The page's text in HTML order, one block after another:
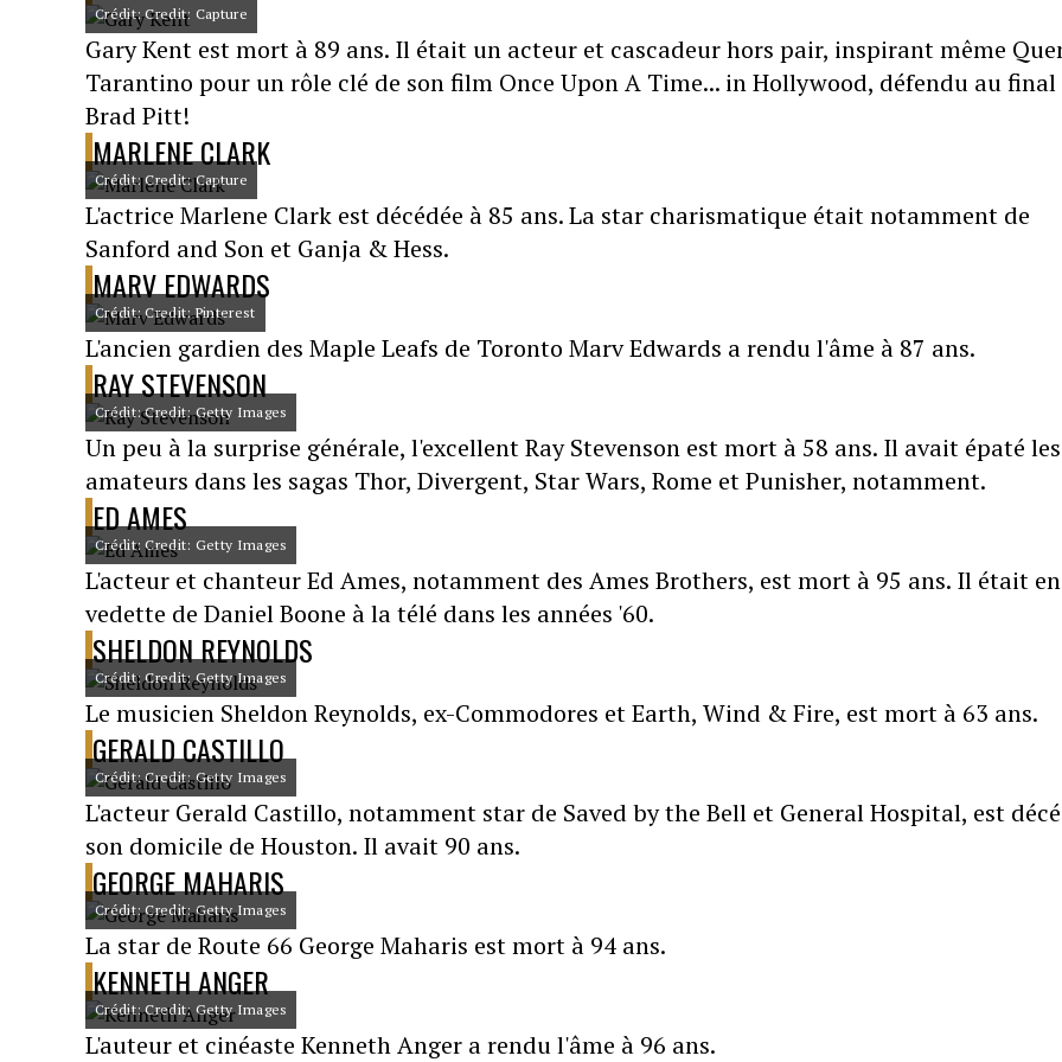
Crédit: Credit: Capture
Gary Kent est mort à 89 ans. Il était un acteur et cascadeur hors pair, inspirant même
Tarantino pour un rôle clé de son film Once Upon A Time... in Hollywood, défendu au
Brad Pitt!
MARLENE CLARK
Crédit: Credit: Capture
L'actrice Marlene Clark est décédée à 85 ans. La star charismatique était notamment de
Sanford and Son et Ganja & Hess.
MARV EDWARDS
Crédit: Credit: Pinterest
L'ancien gardien des Maple Leafs de Toronto Marv Edwards a rendu l'âme à 87 ans.
RAY STEVENSON
Crédit: Credit: Getty Images
Un peu à la surprise générale, l'excellent Ray Stevenson est mort à 58 ans. Il avait épaté les
amateurs dans les sagas Thor, Divergent, Star Wars, Rome et Punisher, notamment.
ED AMES
Crédit: Credit: Getty Images
L'acteur et chanteur Ed Ames, notamment des Ames Brothers, est mort à 95 ans. Il était en
vedette de Daniel Boone à la télé dans les années '60.
SHELDON REYNOLDS
Crédit: Credit: Getty Images
Le musicien Sheldon Reynolds, ex-Commodores et Earth, Wind & Fire, est mort à 63 ans.
GERALD CASTILLO
Crédit: Credit: Getty Images
L'acteur Gerald Castillo, notamment star de Saved by the Bell et General Hospital, est
son domicile de Houston. Il avait 90 ans.
GEORGE MAHARIS
Crédit: Credit: Getty Images
La star de Route 66 George Maharis est mort à 94 ans.
KENNETH ANGER
Crédit: Credit: Getty Images
L'auteur et cinéaste Kenneth Anger a rendu l'âme à 96 ans.